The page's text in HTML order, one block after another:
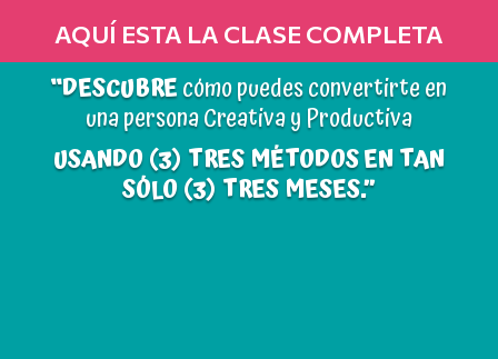
AQUÍ ESTA LA CLASE COMPLETA
“DESCUBREcómo puedes convertirte en
una persona Creativa y Productiva
USANDO (3) TRES MÉTODOSEN TAN
SÓLO (3) TRES MESES.”